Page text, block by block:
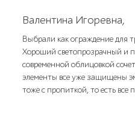
Валентина Игоревна,
Выбрали как ограждение для
Хороший светопрозрачный и
современной облицовкой
элементы все уже защищены
тоже с пропиткой, то есть все